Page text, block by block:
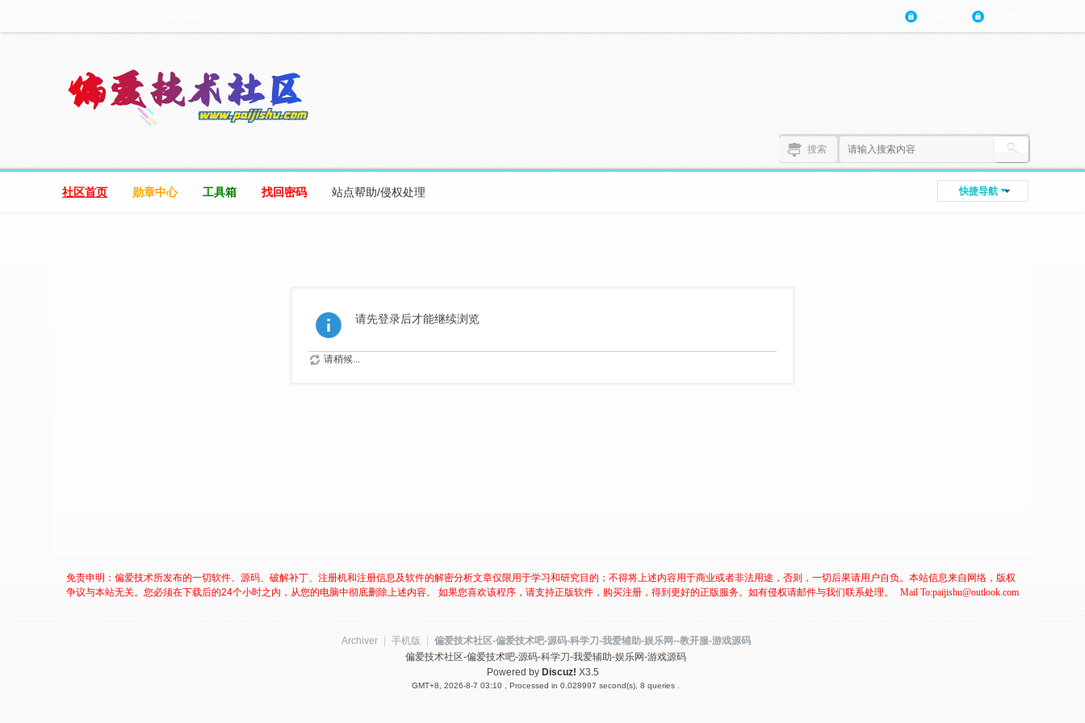
搜索
快捷导航
社区首页 勋章中心 工具箱 找回密码 站点帮助/侵权处理
请先登录后才能继续浏览
请稍候...
免责申明：偏爱技术所发布的一切软件、源码、破解补丁、注册机和注册信息及软件的解密分析文章仅限用于学习和研究目的；不得将上述内容用于商业或者非法用途，否则，一切后果请用户自负。本站信息来自网络，版权
争议与本站无关。您必须在下载后的24个小时之内，从您的电脑中彻底删除上述内容。 如果您喜欢该程序，请支持正版软件，购买注册，得到更好的正版服务。如有侵权请邮件与我们联系处理。
Mail To:paijishu@outlook.com
Archiver 手机版
偏爱技术社区-偏爱技术吧-源码-科学刀-我爱辅助-娱乐网--教开服-游戏源码
偏爱技术社区-偏爱技术吧-源码-科学刀-我爱辅助-娱乐网-游戏源码
Powered by Discuz! X3.5
GMT+8, 2026-8-7 03:10 , Processed in 0.028997 second(s), 8 queries .